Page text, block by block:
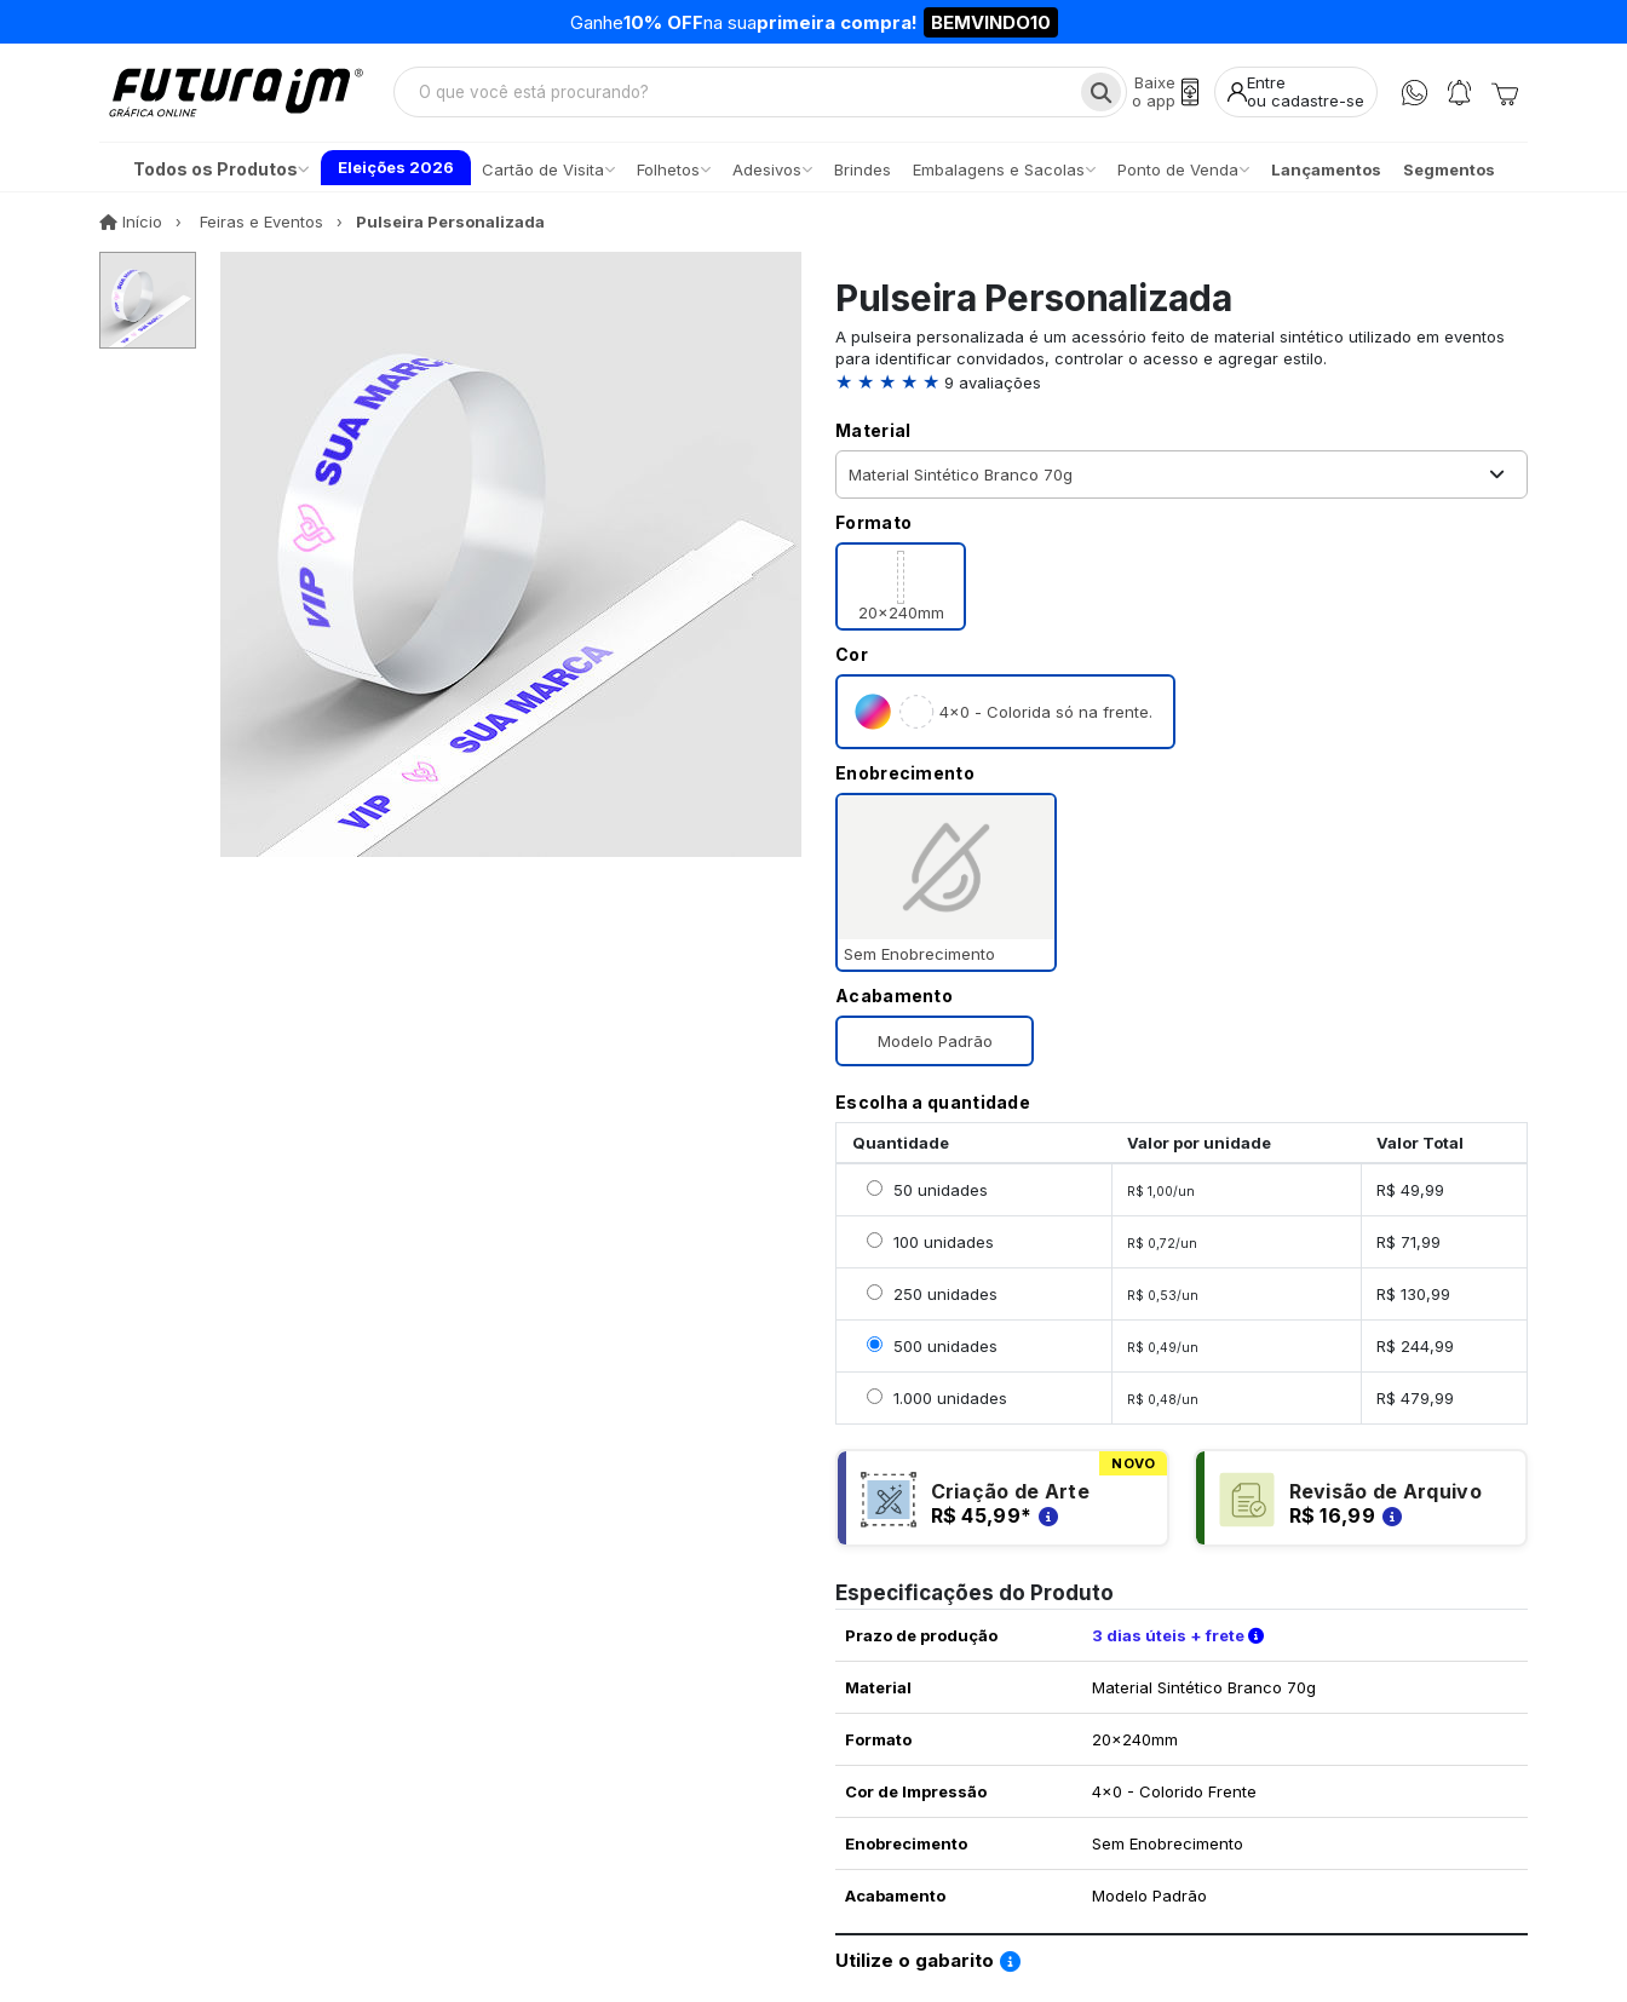
Ganhe10% OFFna suaprimeira compra! BEMVINDO10
Baixe
o app
Entre
ou cadastre-se
Todos os Produtos Eleições 2026 Cartão de Visita Folhetos Adesivos Brindes Embalagens e Sacolas Ponto de Venda Lançamentos Segmentos
Início InícioFeiras e Eventos Pulseira Personalizada
Pulseira Personalizada
A pulseira personalizada é um acessório feito de material sintético utilizado em eventos
para identificar convidados, controlar o acesso e agregar estilo.
★ ★ ★ ★ ★ 9 avaliações
Material
Formato
20x240mm
Cor
4×0 - Colorida só na frente.
Enobrecimento
Sem Enobrecimento
Acabamento
Modelo Padrão
Escolha a quantidade
Quantidade Valor por unidade Valor Total
Selecionar 50 unidades
50 unidades R$ 1,00/un R$ 49,99
Selecionar 100 unidades
100 unidades R$ 0,72/un R$ 71,99
Selecionar 250 unidades
250 unidades R$ 0,53/un R$ 130,99
Selecionar 500 unidades
500 unidades R$ 0,49/un R$ 244,99
Selecionar 1000 unidades
1.000 unidades R$ 0,48/un R$ 479,99
NOVO
Criação de Arte
R$ 45,99*
Revisão de Arquivo
R$ 16,99
Especificações do Produto
Prazo de produção 3 dias úteis + frete Verifique as condições de entrega
Material Material Sintético Branco 70g
Formato 20x240mm
Cor de Impressão 4x0 - Colorido Frente
Enobrecimento Sem Enobrecimento
Acabamento Modelo Padrão
Utilize o gabarito Saiba como utilizar os nossos gabaritos